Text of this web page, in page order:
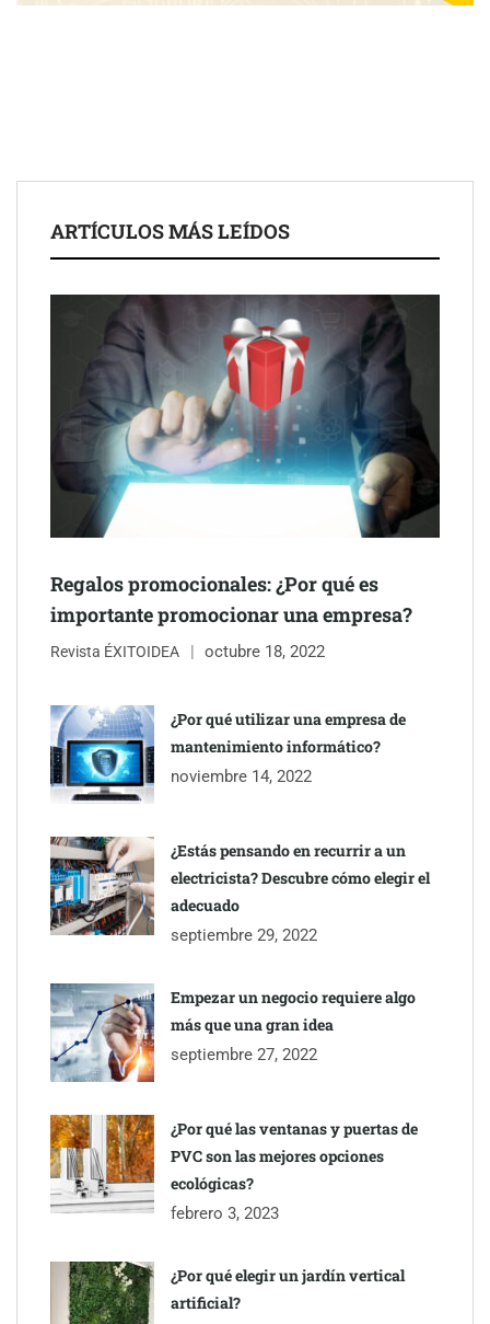
despacho de abogados Málaga de referencia para empresas y
Brisas del Estrecho abastece a la hostelería de Sevilla
conectando lonjas con establecimientos
colaboración para reforzar la capacidad técnica de los
ayuntamientos
Última llamada: los destinos con las mayores caídas de precios
ARTÍCULOS MÁS LEÍDOS
Regalos promocionales: ¿Por qué es
importante promocionar una empresa?
Revista ÉXITOIDEA octubre 18, 2022
¿Por qué utilizar una empresa de
mantenimiento informático?
noviembre 14, 2022
¿Estás pensando en recurrir a un
electricista? Descubre cómo elegir el
adecuado
septiembre 29, 2022
Empezar un negocio requiere algo
más que una gran idea
septiembre 27, 2022
¿Por qué las ventanas y puertas de
PVC son las mejores opciones
ecológicas?
febrero 3, 2023
¿Por qué elegir un jardín vertical
artificial?